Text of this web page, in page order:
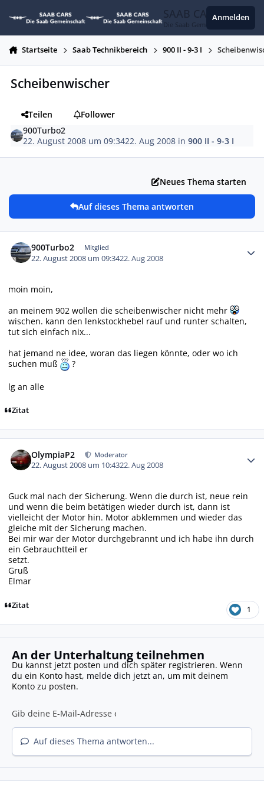
SAAB CARS
Die Saab Gemeinschaft
Anmelden
Startseite Saab Technikbereich 900 II - 9-3 I
Scheibenwischer
Teilen
Follower
900Turbo2
22. August 2008 um 09:3422. Aug 2008 in900 II - 9-3 I
Neues Thema starten
Auf dieses Thema antworten
900Turbo2 Mitglied
22. August 2008 um 09:3422. Aug 2008
moin moin,
an meinem 902 wollen die scheibenwischer nicht mehr
wischen. kann den lenkstockhebel rauf und runter schalten,
tut sich einfach nix...
hat jemand ne idee, woran das liegen könnte, oder wo ich
suchen muß
?
lg an alle
Zitat
OlympiaP2 Moderator
22. August 2008 um 10:4322. Aug 2008
Guck mal nach der Sicherung. Wenn die durch ist, neue rein
und wenn die beim betätigen wieder durch ist, dann ist
vielleicht der Motor hin. Motor abklemmen und wieder das
gleiche mit der Sicherung machen.
Bei mir war der Motor durchgebrannt und ich habe ihn durch
ein Gebrauchtteil er
setzt.
Gruß
Elmar
Zitat 1
An der Unterhaltung teilnehmen
Du kannst jetzt posten und dich später registrieren. Wenn
du ein Konto hast, melde dich jetzt an, um mit deinem
Konto zu posten.
Auf dieses Thema antworten...